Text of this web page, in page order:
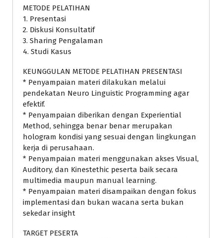
METODE PELATIHAN
1. Presentasi
2. Diskusi Konsultatif
3. Sharing Pengalaman
4. Studi Kasus
KEUNGGULAN METODE PELATIHAN PRESENTASI
* Penyampaian materi dilakukan melalui
pendekatan Neuro Linguistic Programming agar
efektif.
* Penyampaian diberikan dengan Experiential
Method, sehingga benar benar merupakan
hologram kondisi yang sesuai dengan lingkungan
kerja di perusahaan.
* Penyampaian materi menggunakan akses Visual,
Auditory, dan Kinestethic peserta baik secara
multimedia maupun manual learning.
* Penyampaian materi disampaikan dengan fokus
implementasi dan bukan wacana serta bukan
sekedar insight
TARGET PESERTA